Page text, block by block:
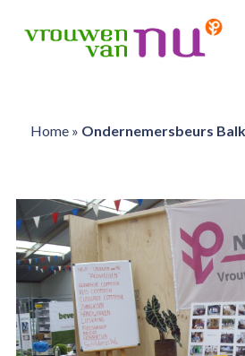
Home» Ondernemersbeurs